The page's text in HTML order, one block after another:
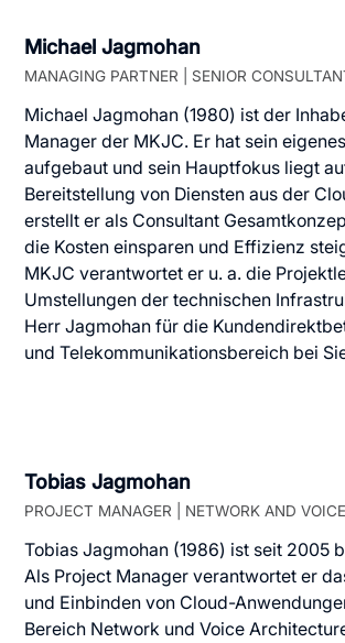
Michael Jagmohan
MANAGING PARTNER | SENIOR
Michael Jagmohan (1980) ist der
Manager der MKJC. Er hat sein
aufgebaut und sein Hauptfokus liegt
Bereitstellung von Diensten aus der
erstellt er als Consultant
die Kosten einsparen und Effizienz
MKJC verantwortet er u. a. die
Umstellungen der technischen
Herr Jagmohan für die
und Telekommunikationsbereich bei
Tobias Jagmohan
PROJECT MANAGER | NETWORK AND
Tobias Jagmohan (1986) ist seit 2005
Als Project Manager verantwortet er
und Einbinden von Cloud-
Bereich Network und Voice